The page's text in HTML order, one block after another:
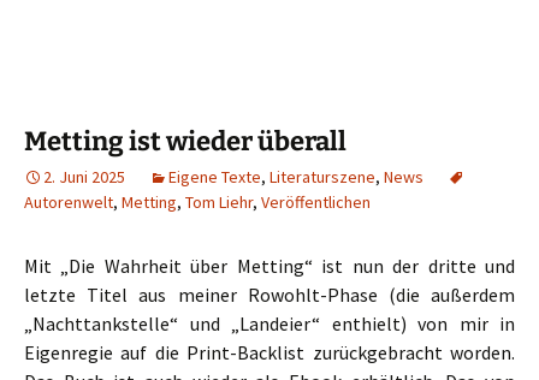
Metting ist wieder überall
2. Juni 2025 Eigene Texte, Literaturszene, News
Autorenwelt, Metting, Tom Liehr, Veröffentlichen
Mit „Die Wahrheit über Metting“ ist nun der dritte und
letzte Titel aus meiner Rowohlt-Phase (die außerdem
„Nachttankstelle“ und „Landeier“ enthielt) von mir in
Eigenregie auf die Print-Backlist zurückgebracht worden.